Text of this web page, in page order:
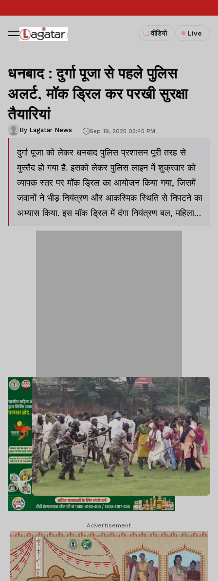
वीडियो Live
धनबाद : दुर्गा पूजा से पहले पुलिस
अलर्ट, मॉक ड्रिल कर परखी सुरक्षा
तैयारियां
By Lagatar News Sep 19, 2025 03:45 PM
दुर्गा पूजा को लेकर धनबाद पुलिस प्रशासन पूरी तरह से
मुस्तैद हो गया है. इसको लेकर पुलिस लाइन में शुक्रवार को
व्यापक स्तर पर मॉक ड्रिल का आयोजन किया गया, जिसमें
जवानों ने भीड़ नियंत्रण और आकस्मिक स्थिति से निपटने का
अभ्यास किया. इस मॉक ड्रिल में दंगा नियंत्रण बल, महिला
Advertisement